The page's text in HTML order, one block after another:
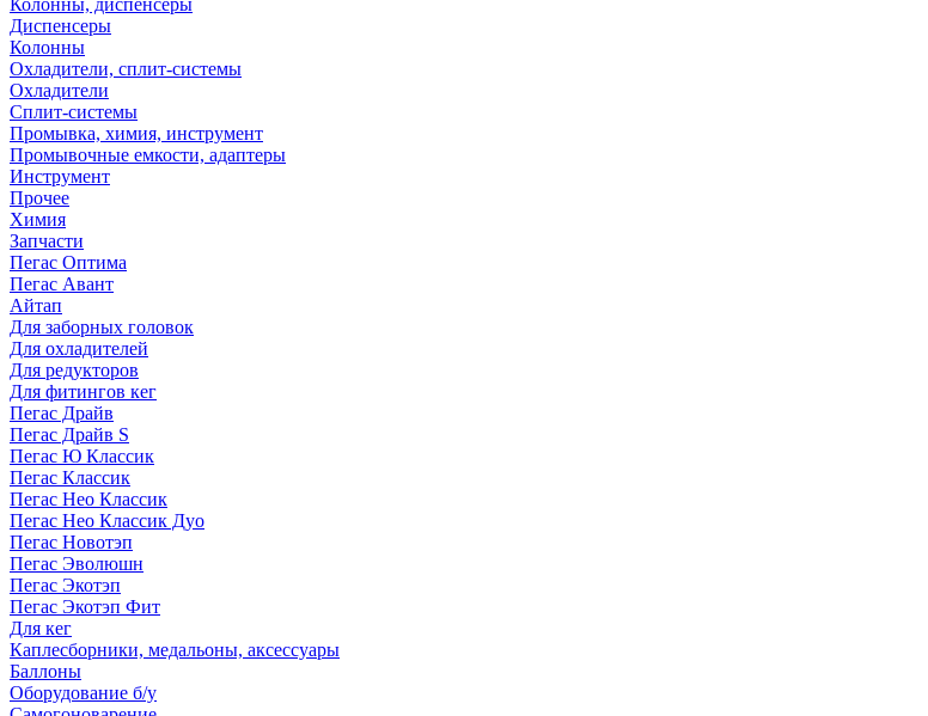
Колонны, диспенсеры
Диспенсеры
Колонны
Охладители, сплит-системы
Охладители
Сплит-системы
Промывка, химия, инструмент
Промывочные емкости, адаптеры
Инструмент
Прочее
Химия
Запчасти
Пегас Оптима
Пегас Авант
Айтап
Для заборных головок
Для охладителей
Для редукторов
Для фитингов кег
Пегас Драйв
Пегас Драйв S
Пегас Ю Классик
Пегас Классик
Пегас Нео Классик
Пегас Нео Классик Дуо
Пегас Новотэп
Пегас Эволюшн
Пегас Экотэп
Пегас Экотэп Фит
Для кег
Каплесборники, медальоны, аксессуары
Баллоны
Оборудование б/у